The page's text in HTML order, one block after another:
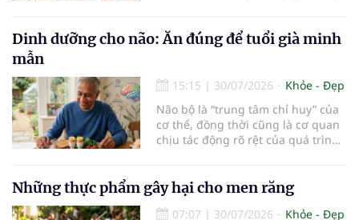
cho các hoạt động tập luyện
thường trở thành một thách thức
Dinh dưỡng cho não: Ăn đúng để tuổi già minh
mẫn
15:15 | 30/07/2026
Khỏe - Đẹp
Não bộ là “trung tâm chỉ huy” của
cơ thể, đồng thời cũng là cơ quan
chịu tác động rõ rệt của quá trình
mạnh, có thể góp phần bảo vệ tế
bào thần kinh, duy trì trí nhớ và
giúp NCT sống minh mẫn, tự chủ
Những thực phẩm gây hại cho men răng
07:07 | 30/07/2026
Khỏe - Đẹp